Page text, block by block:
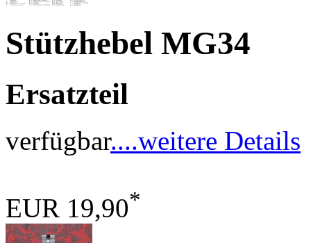
Stützhebel MG34
Ersatzteil
verfügbar....weitere Details
EUR 19,90*